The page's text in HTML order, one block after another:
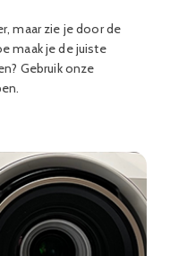
maar zie je door de
maak je de juiste
Gebruik onze